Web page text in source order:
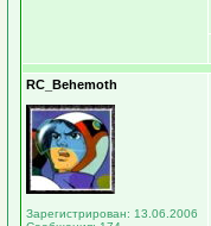
RC_Behemoth
Зарегистрирован: 13.06.2006